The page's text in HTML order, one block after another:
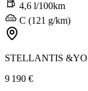
4,6 l/100km
C (121 g/km)
STELLANTIS
9 190 €